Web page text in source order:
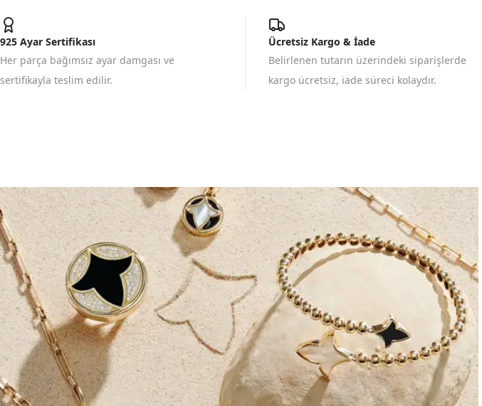
925 Ayar Sertifikası
Her parça bağımsız ayar damgası ve
sertifikayla teslim edilir.
Ücretsiz Kargo & İade
Belirlenen tutarın üzerindeki siparişlerde
kargo ücretsiz, iade süreci kolaydır.